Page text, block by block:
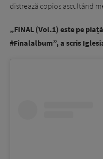
distrează copios ascultând
„FINAL (Vol.1) este pe
#Finalalbum”, a scris